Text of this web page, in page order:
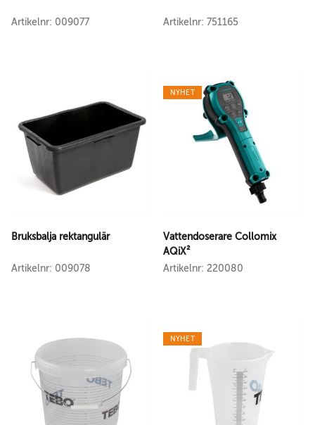
Artikelnr: 009077 Artikelnr: 751165
Bruksbalja rektangulär
Artikelnr: 009078
NYHET
Vattendoserare Collomix
AQiX²
Artikelnr: 220080
NYHET